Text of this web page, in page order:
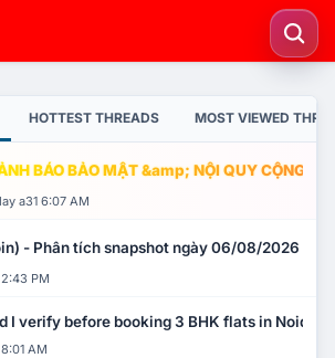
HOTTEST THREADS MOST VIEWED
BÁO BẢO MẬT &amp; NỘI QUY CỘNG
a31 6:07 AM
- Phân tích snapshot ngày 06/08/2026
PM
I verify before booking 3 BHK flats in Noida?
AM